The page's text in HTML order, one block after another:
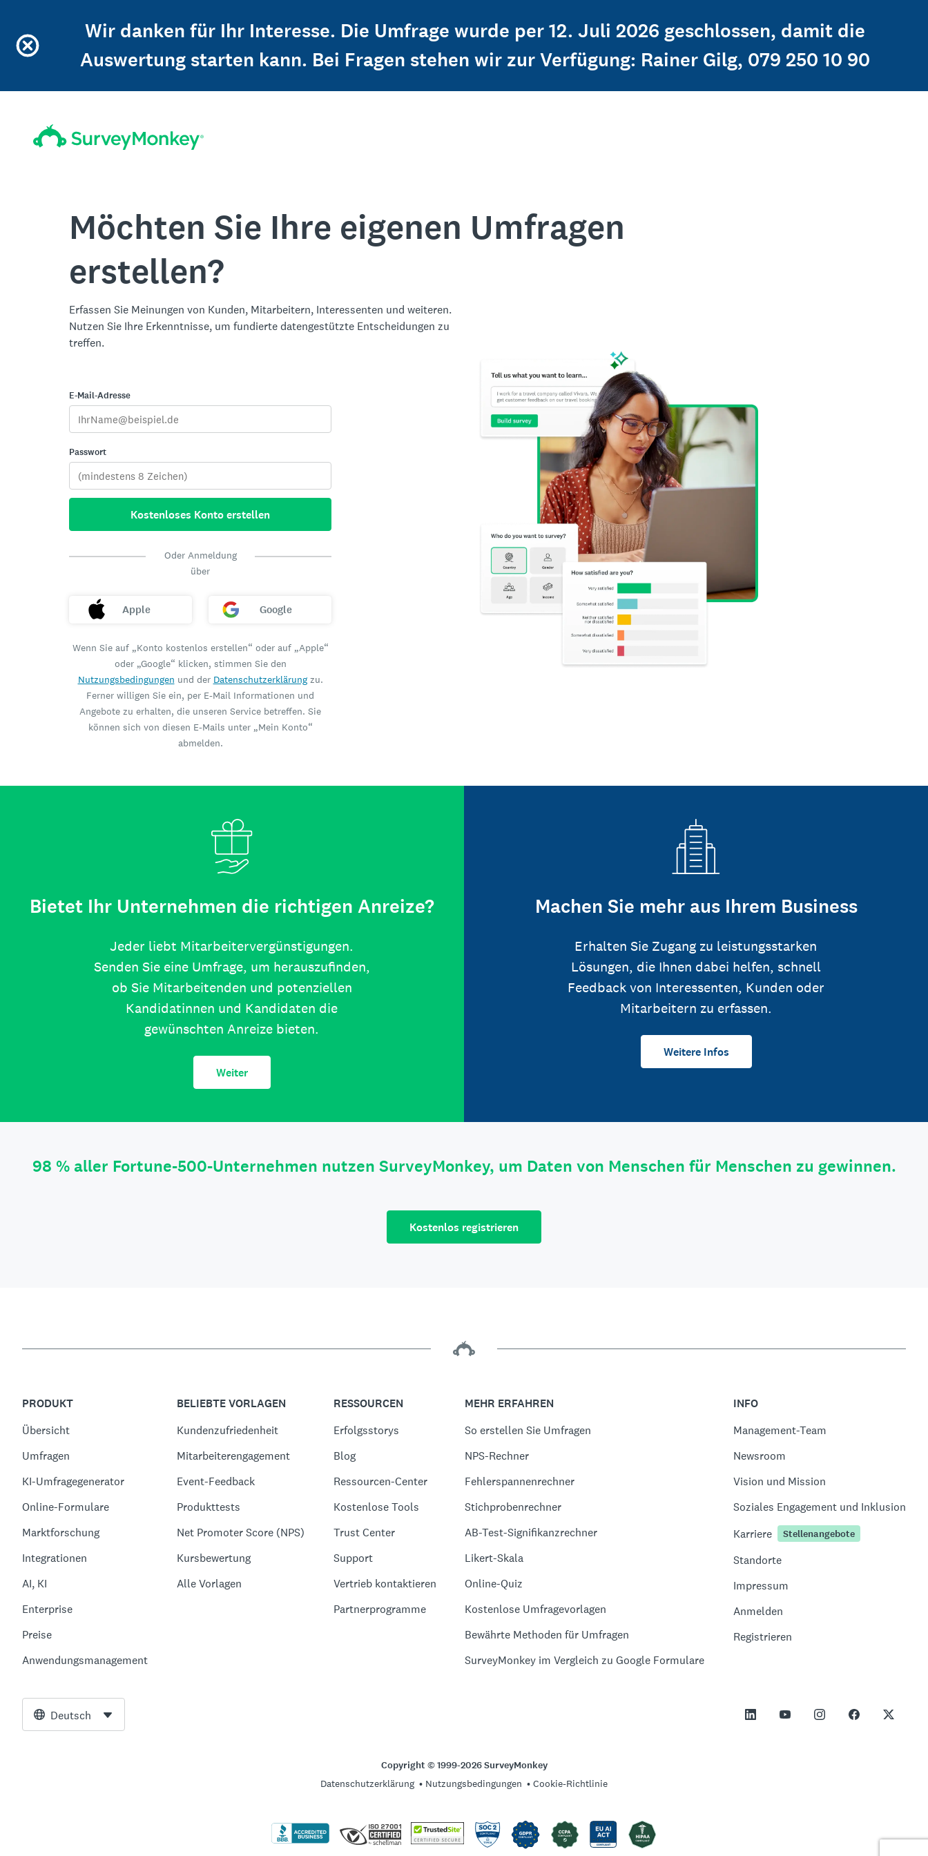
Wir danken für Ihr Interesse. Die Umfrage wurde per 12. Juli 2026 geschlossen, damit die
Auswertung starten kann. Bei Fragen stehen wir zur Verfügung: Rainer Gilg, 079 250 10 90
Möchten Sie Ihre eigenen Umfragen
erstellen?
Erfassen Sie Meinungen von Kunden, Mitarbeitern, Interessenten und weiteren.
Nutzen Sie Ihre Erkenntnisse, um fundierte datengestützte Entscheidungen zu
treffen.
E-Mail-Adresse
Passwort
Kostenloses Konto erstellen
Oder Anmeldung
über
Apple Google
Wenn Sie auf „Konto kostenlos erstellen“ oder auf „Apple“
oder „Google“ klicken, stimmen Sie den
Nutzungsbedingungen und der Datenschutzerklärungzu.
Ferner willigen Sie ein, per E-Mail Informationen und
Angebote zu erhalten, die unseren Service betreffen. Sie
können sich von diesen E-Mails unter „Mein Konto“
abmelden.
Bietet Ihr Unternehmen die richtigen Anreize?
Jeder liebt Mitarbeitervergünstigungen.
Senden Sie eine Umfrage, um herauszufinden,
ob Sie Mitarbeitenden und potenziellen
Kandidatinnen und Kandidaten die
gewünschten Anreize bieten.
Weiter
Machen Sie mehr aus Ihrem Business
Erhalten Sie Zugang zu leistungsstarken
Lösungen, die Ihnen dabei helfen, schnell
Feedback von Interessenten, Kunden oder
Mitarbeitern zu erfassen.
Weitere Infos
98 % aller Fortune-500-Unternehmen nutzen SurveyMonkey, um Daten von Menschen für Menschen zu gewinnen.
Kostenlos registrieren
PRODUKT
Übersicht
Umfragen
KI-Umfragegenerator
Online-Formulare
Marktforschung
Integrationen
AI, KI
Enterprise
Preise
Anwendungsmanagement
BELIEBTE VORLAGEN
Kundenzufriedenheit
Mitarbeiterengagement
Event-Feedback
Produkttests
Net Promoter Score (NPS)
Kursbewertung
Alle Vorlagen
RESSOURCEN
Erfolgsstorys
Blog
Ressourcen-Center
Kostenlose Tools
Trust Center
Support
Vertrieb kontaktieren
Partnerprogramme
MEHR ERFAHREN
So erstellen Sie Umfragen
NPS-Rechner
Fehlerspannenrechner
Stichprobenrechner
AB-Test-Signifikanzrechner
Likert-Skala
Online-Quiz
Kostenlose Umfragevorlagen
Bewährte Methoden für Umfragen
SurveyMonkey im Vergleich zu Google Formulare
INFO
Management-Team
Newsroom
Vision und Mission
Soziales Engagement und Inklusion
Karriere
Stellenangebote
Standorte
Impressum
Anmelden
Registrieren
Deutsch
Copyright © 1999-2026 SurveyMonkey
Datenschutzerklärung Nutzungsbedingungen Cookie-Richtlinie